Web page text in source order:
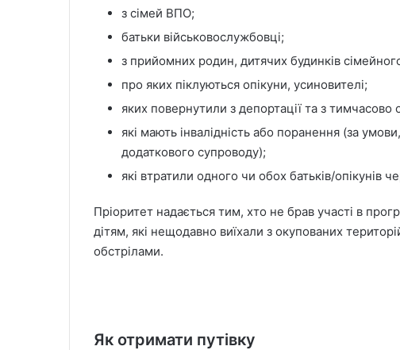
з сімей ВПО;
батьки військовослужбовці;
з прийомних родин, дитячих будинків
про яких піклуються опікуни, усиновителі;
яких повернутили з депортації та з тимчасово
які мають інвалідність або поранення (за
додаткового супроводу);
які втратили одного чи обох батьків/опікунів
Пріоритет надається тим, хто не брав участі в
дітям, які нещодавно виїхали з окупованих
обстрілами.
Як отримати путівку